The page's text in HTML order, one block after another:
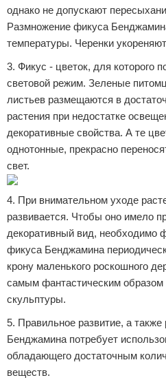
однако не допускают
Размножение фикуса
температуры. Черенки
3. Фикус - цветок, для которого
световой режим. Зеленые
листьев размещаются в
растения при недостатке
декоративные свойства. А те
однотонные, прекрасно
свет.
4. При внимательном уходе
развивается. Чтобы оно имело
декоративный вид, необходимо
фикуса Бенджамина
крону маленького роскошного
самым фантастическим
скульптуры.
5. Правильное развитие, а
Бенджамина потребует
обладающего достаточным
веществ.